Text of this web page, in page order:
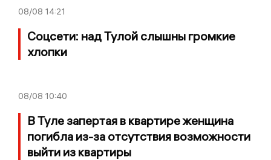
08/08 14:21
Соцсети: над Тулой слышны громкие
хлопки
08/08 10:40
В Туле запертая в квартире женщина
погибла из-за отсутствия возможности
выйти из квартиры